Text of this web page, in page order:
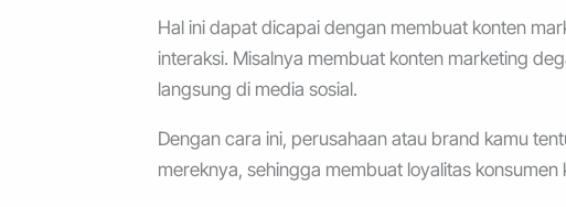
Hal ini dapat dicapai dengan membuat konten
interaksi. Misalnya membuat konten marketing
langsung di media sosial.
Dengan cara ini, perusahaan atau brand kamu
mereknya, sehingga membuat loyalitas